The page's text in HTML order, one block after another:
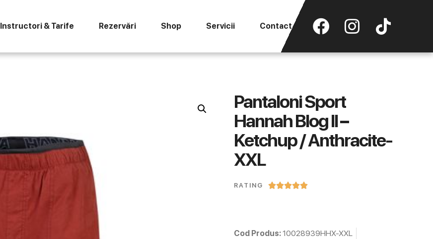
Instructori & Tarife Rezervări Shop Servicii Contact
Pantaloni Sport
Hannah Blog II –
Ketchup / Anthracite-
XXL
RATING 
Cod Produs:10028939HHX-XXL